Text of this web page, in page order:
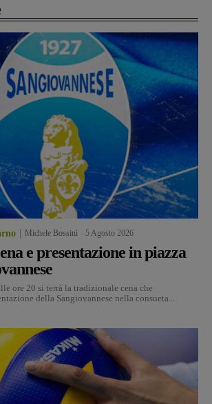
Michele Bossini 5 Agosto 2026
e presentazione in piazza
ore 20 si terrà la tradizionale cena che
della Sangiovannese nella consueta...